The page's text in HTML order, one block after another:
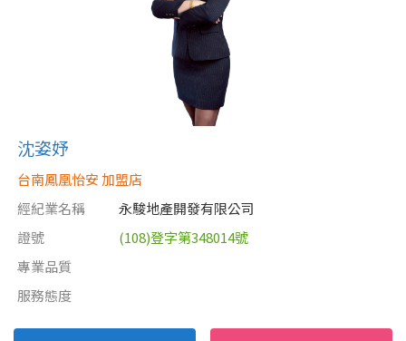
沈姿妤
台南鳳凰怡安 加盟店
經紀業名稱
永駿地產開發有限公司
證號
(108)登字第348014號
專業品質
服務態度